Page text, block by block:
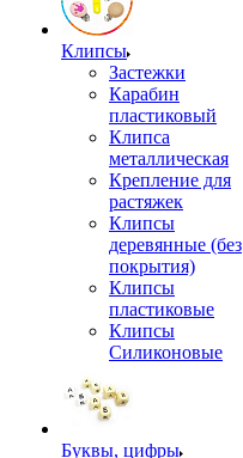
Клипсы
Застежки
Карабин
пластиковый
Клипса
металлическая
Крепление для
растяжек
Клипсы
деревянные (без
покрытия)
Клипсы
пластиковые
Клипсы
Силиконовые
Буквы, цифры